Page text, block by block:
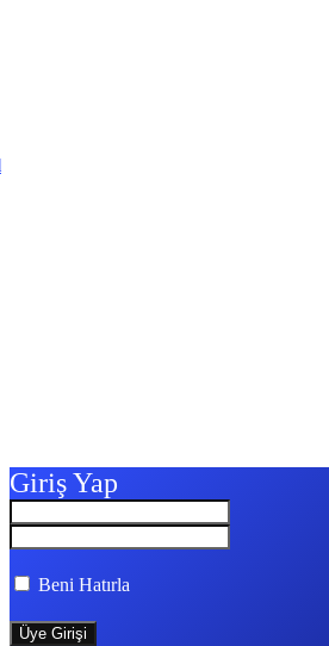
Giriş Yap
Beni Hatırla